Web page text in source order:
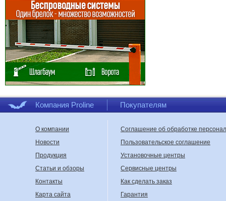
Компания Proline Покупателям
О компании
Новости
Продукция
Статьи и обзоры
Контакты
Карта сайта
Соглашение об обработке
Пользовательское соглашение
Установочные центры
Сервисные центры
Как сделать заказ
Гарантия